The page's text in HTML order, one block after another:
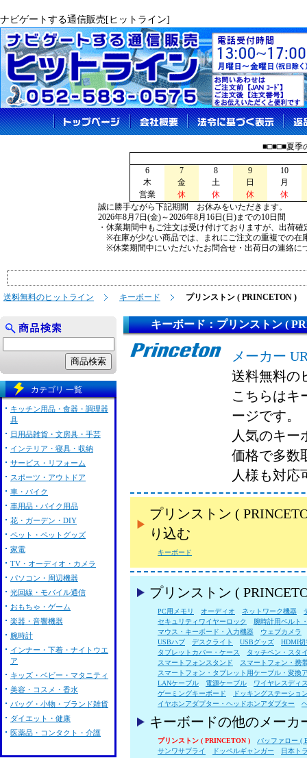
ナビゲートする通信販売[ヒットライン]
■□■□■夏季
6 7 8 9
10
木
金 土 日
月
営業
休 休 休
休
誠に勝手ながら下記期間 お休みをいただきます。
2026年8月7日(金)～2026年8月16日(日)までの10日間
・休業期間中もご注文は受け付けておりますが、出荷
※在庫が少ない商品では、まれにご注文の重複での在
※休業期間中にいただいたお問合せ・出荷日の連絡に
送料無料のヒットライン キーボード プリンストン ( PRINCETON )
キーボード：プリンストン (
メーカー
送料無料の
こちらはキ
ージです。
人気のキー
価格で多数
人様も対応
プリンストン (
り込む
キーボード
プリンストン (
PC用メモリ オーディオ ネットワーク機器
セキュリティワイヤーロック
腕時計用ベルト
マウス・キーボード・入力機器
ウェブカメラ
USBハブ
デスクライト USBグッズ
HDMI切
タブレットカバー・ケース
タッチペン・スタ
スマートフォンスタンド
スマートフォン・携
スマートフォン・タブレット用ケーブル・変換
LANケーブル
電源ケーブル
ワイヤレスディ
ゲーミングキーボード
ドッキングステーショ
イヤホンアダプター・ヘッドホンアダプター
キーボードの他のメーカ
プリンストン ( PRINCETON )
バッファロー (
サンワサプライ
ドッペルギャンガー 日本ト
カテゴリ 一覧
キッチン用品・食器・調理器
具
日用品雑貨・文房具・手芸
インテリア・寝具・収納
サービス・リフォーム
スポーツ・アウトドア
車・バイク
車用品・バイク用品
花・ガーデン・DIY
ペット・ペットグッズ
家電
TV・オーディオ・カメラ
パソコン・周辺機器
光回線・モバイル通信
おもちゃ・ゲーム
楽器・音響機器
腕時計
インナー・下着・ナイトウエ
ア
キッズ・ベビー・マタニティ
美容・コスメ・香水
バッグ・小物・ブランド雑貨
ダイエット・健康
医薬品・コンタクト・介護